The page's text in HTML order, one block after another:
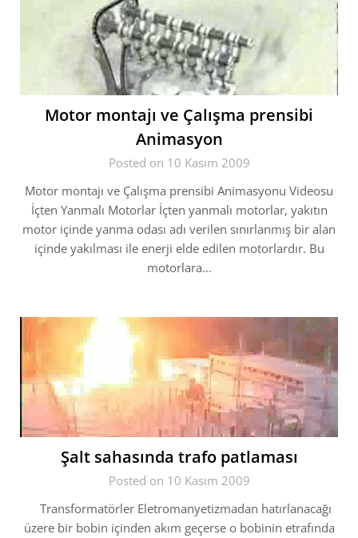
Motor montajı ve Çalışma prensibi
Animasyon
Posted on 10 Kasım 2009
Motor montajı ve Çalışma prensibi Animasyonu Videosu
İçten Yanmalı Motorlar İçten yanmalı motorlar, yakıtın
motor içinde yanma odası adı verilen sınırlanmış bir alan
içinde yakılması ile enerji elde edilen motorlardır. Bu
motorlara…
Şalt sahasında trafo patlaması
Posted on 10 Kasım 2009
Transformatörler Eletromanyetizmadan hatırlanacağı
üzere bir bobin içinden akım geçerse o bobinin etrafında